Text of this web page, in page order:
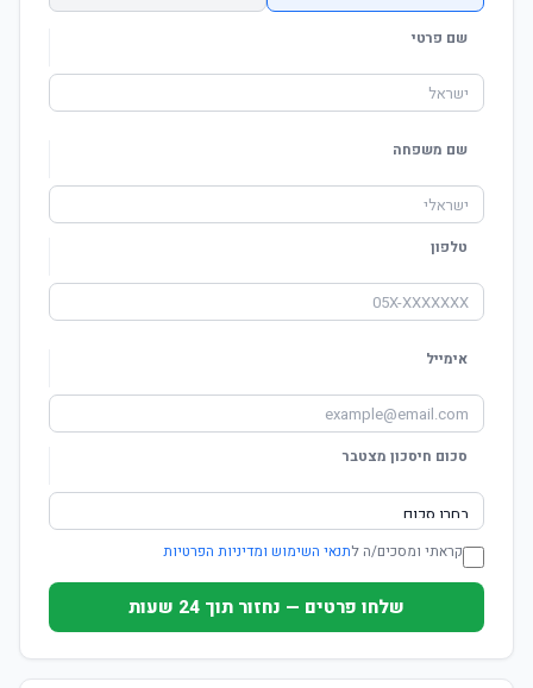
שם פרטי
שם משפחה
טלפון
אימייל
סכום חיסכון מצטבר
קראתי ומסכים/ה לתנאי השימוש ומדיניות הפרטיות
שלחו פרטים — נחזור תוך 24 שעות